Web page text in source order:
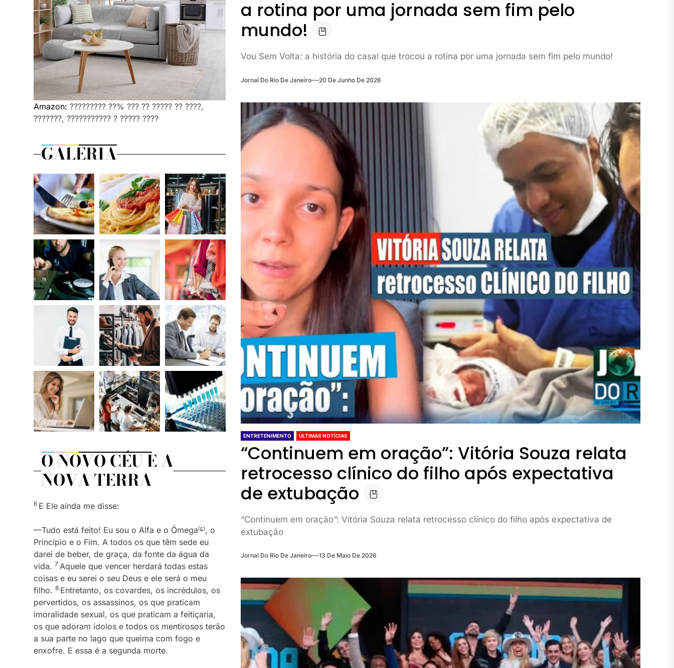
a rotina por uma jornada sem fim pelo
mundo!
Vou Sem Volta: a história do casal que trocou a rotina por uma jornada sem fim pelo mundo!
Jornal Do Rio De Janeiro 20 De Junho De 2026
ENTRETENIMENTO ÚLTIMAS NOTÍCIAS
“Continuem em oração”: Vitória Souza relata
retrocesso clínico do filho após expectativa
de extubação
“Continuem em oração”: Vitória Souza relata retrocesso clínico do filho após expectativa de
extubação
Jornal Do Rio De Janeiro 13 De Maio De 2026
Amazon: ????????? ??% ??? ?? ????? ?? ????,
???????, ??????????? ? ????? ????
GALERIA
O NOVO CÉU E A
NOVA TERRA
6 E Ele ainda me disse:
—Tudo está feito! Eu sou o Alfa e o Ômega[c], o
Princípio e o Fim. A todos os que têm sede eu
darei de beber, de graça, da fonte da água da
vida. 7 Aquele que vencer herdará todas estas
coisas e eu serei o seu Deus e ele será o meu
filho. 8 Entretanto, os covardes, os incrédulos, os
pervertidos, os assassinos, os que praticam
imoralidade sexual, os que praticam a feitiçaria,
os que adoram ídolos e todos os mentirosos terão
a sua parte no lago que queima com fogo e
enxofre. E essa é a segunda morte.